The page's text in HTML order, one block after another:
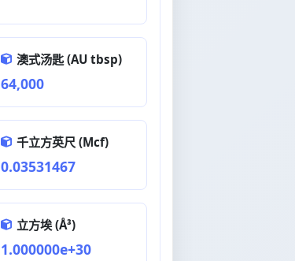
澳式汤匙 (AU tbsp)
64,000
千立方英尺 (Mcf)
0.03531467
立方埃 (Å³)
1.000000e+30